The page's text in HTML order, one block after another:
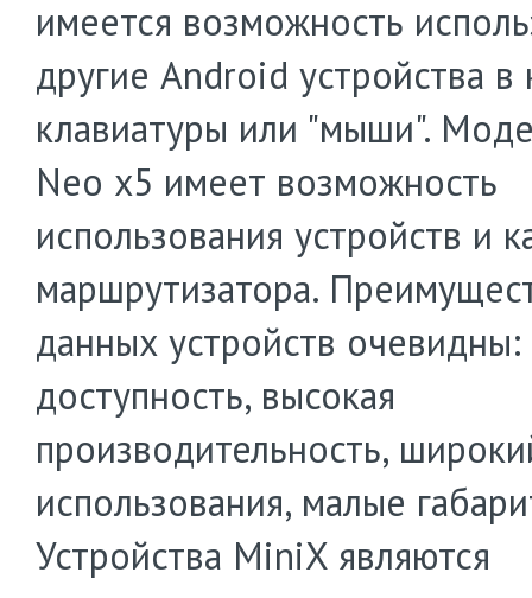
имеется возможность
другие Android устройства в
клавиатуры или "мыши".
Neo x5 имеет возможность
использования устройств и
маршрутизатора.
данных устройств очевидны:
доступность, высокая
производительность,
использования, малые
Устройства MiniX являются